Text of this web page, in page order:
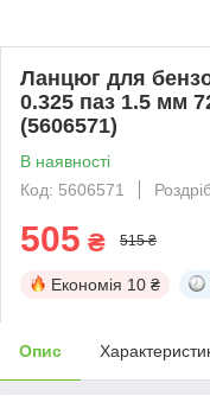
Ланцюг для
0.325 паз 1.5 мм
(5606571)
В наявності
Код: 5606571
505 ₴ 515 ₴
Економія 10 ₴
Опис